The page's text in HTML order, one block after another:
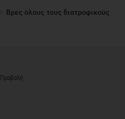
Βρες όλους τους διατροφικούς
Προβολή